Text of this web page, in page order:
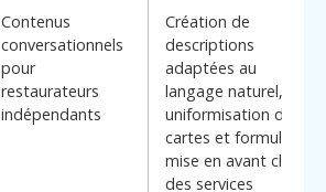
Contenus
conversationnels
pour
restaurateurs
indépendants
Création de
descriptions
adaptées au
langage naturel,
uniformisation des
cartes et formules,
mise en avant claire
des services